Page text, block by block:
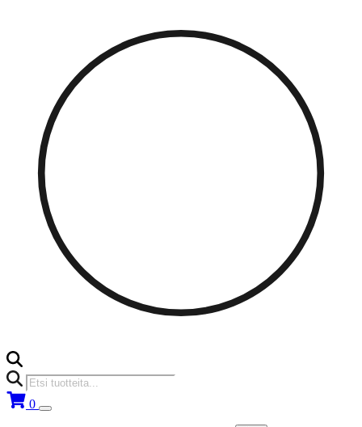
Products
search
0